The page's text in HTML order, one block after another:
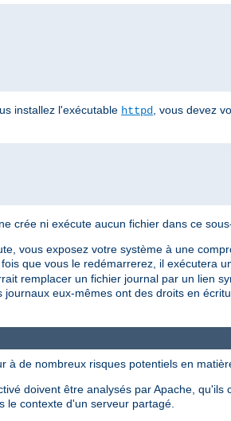
installez l'exécutable httpd, vous devez
crée ni exécute aucun fichier dans ce
vous exposez votre système à une
que vous le redémarrerez, il exécutera
remplacer un fichier journal par un lien
eux-mêmes ont des droits en
de nombreux risques potentiels en
doivent être analysés par Apache, qu'ils
le contexte d'un serveur partagé.